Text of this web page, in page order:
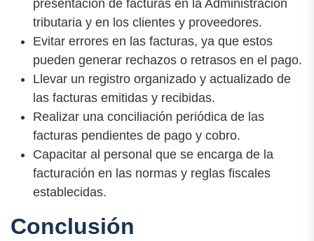
presentación de facturas en la Administración
tributaria y en los clientes y proveedores.
Evitar errores en las facturas, ya que estos
pueden generar rechazos o retrasos en el pago.
Llevar un registro organizado y actualizado de
las facturas emitidas y recibidas.
Realizar una conciliación periódica de las
facturas pendientes de pago y cobro.
Capacitar al personal que se encarga de la
facturación en las normas y reglas fiscales
establecidas.
Conclusión